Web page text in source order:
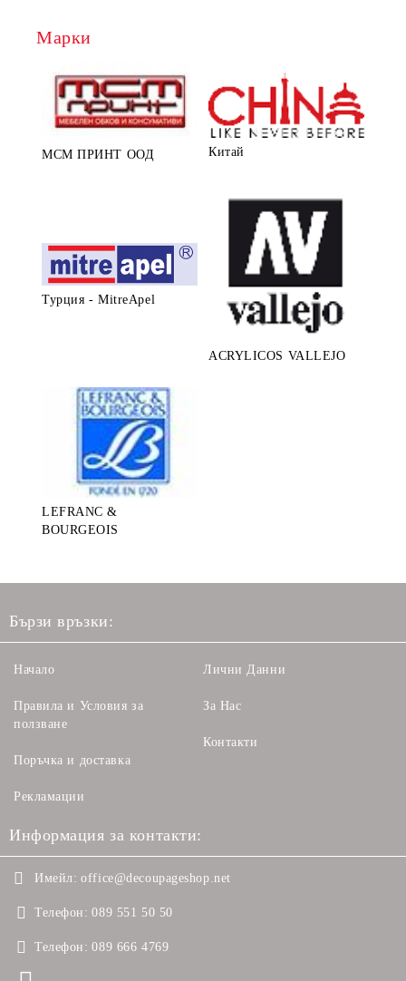
Марки
МСМ ПРИНТ ООД Китай
Турция - MitreApel
ACRYLICOS VALLEJO
LEFRANC &
BOURGEOIS
Бързи връзки:
Начало
Правила и Условия за
ползване
Поръчка и доставка
Рекламации
Лични Данни
За Нас
Контакти
Информация за контакти:
Имейл: office@decoupageshop.net
Телефон: 089 551 50 50
Телефон: 089 666 4769